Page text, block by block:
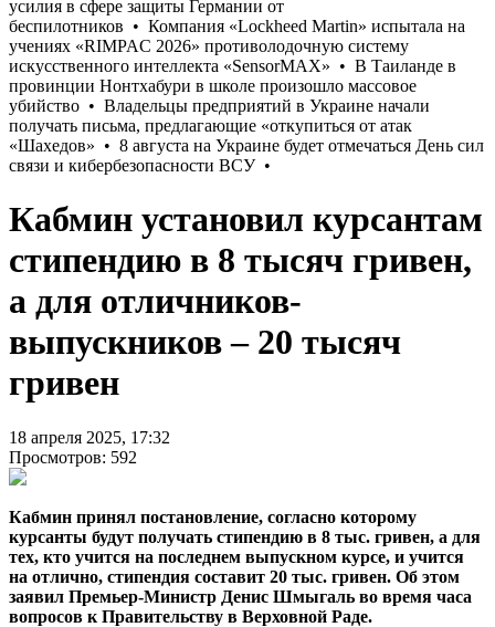
Кабмин установил курсантам
стипендию в 8 тысяч гривен,
а для отличников-
выпускников – 20 тысяч
гривен
18 апреля 2025, 17:32
Просмотров: 592
Кабмин принял постановление, согласно которому
курсанты будут получать стипендию в 8 тыс. гривен, а для
тех, кто учится на последнем выпускном курсе, и учится
на отлично, стипендия составит 20 тыс. гривен. Об этом
заявил Премьер-Министр Денис Шмыгаль во время часа
вопросов к Правительству в Верховной Раде.